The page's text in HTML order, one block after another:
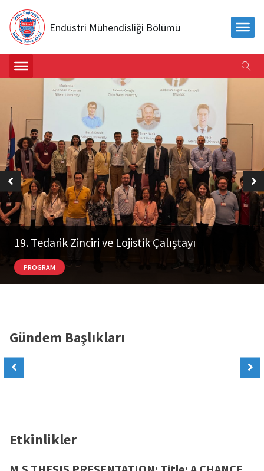
Endüstri Mühendisliği Bölümü
19. Tedarik Zinciri ve Lojistik Çalıştayı
PROGRAM
Gündem Başlıkları
Etkinlikler